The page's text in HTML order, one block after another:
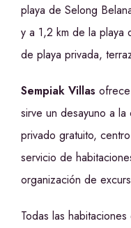
playa de Selong
y a 1,2 km de la playa
de playa privada,
Sempiak Villas
sirve un desayuno a
privado gratuito,
servicio de
organización de
Todas las